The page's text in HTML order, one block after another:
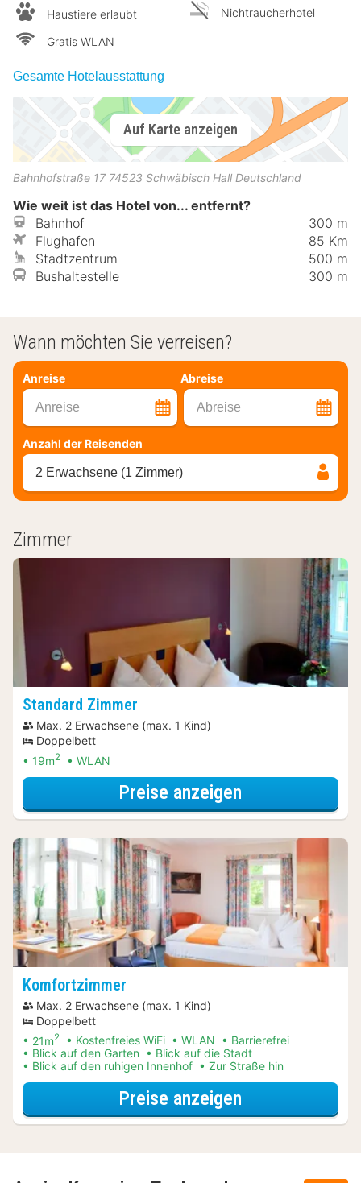
Haustiere erlaubt
Gratis WLAN
Nichtraucherhotel
Gesamte Hotelausstattung
Auf Karte anzeigen
Bahnhofstraße 17 74523 Schwäbisch Hall Deutschland
Wie weit ist das Hotel von... entfernt?
Bahnhof
300 m
Flughafen
85 Km
Stadtzentrum
500 m
Bushaltestelle
300 m
Wann möchten Sie verreisen?
Anreise Abreise
Anreise Abreise
Anzahl der Reisenden
2 Erwachsene (1 Zimmer)
Zimmer
Standard Zimmer
Max. 2 Erwachsene (max. 1 Kind)
Doppelbett
19m2 WLAN
Preise anzeigen
Komfortzimmer
Max. 2 Erwachsene (max. 1 Kind)
Doppelbett
21m2 Kostenfreies WiFi WLAN
Barrierefrei
Blick auf den Garten
Blick auf die Stadt
Blick auf den ruhigen Innenhof
Zur Straße hin
Preise anzeigen